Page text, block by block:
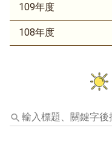
109年度
108年度
輸
入